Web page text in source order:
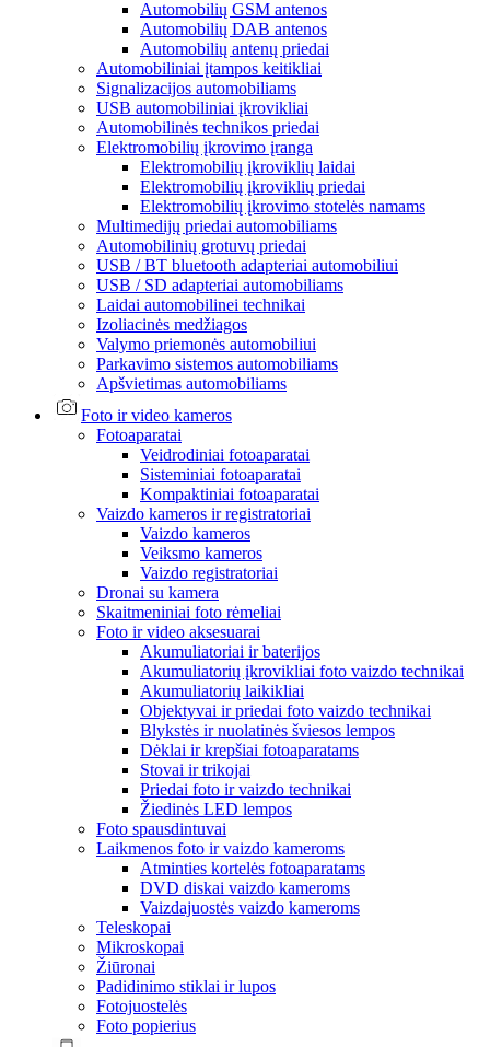
Automobilių GSM antenos
Automobilių DAB antenos
Automobilių antenų priedai
Automobiliniai įtampos keitikliai
Signalizacijos automobiliams
USB automobiliniai įkrovikliai
Automobilinės technikos priedai
Elektromobilių įkrovimo įranga
Elektromobilių įkroviklių laidai
Elektromobilių įkroviklių priedai
Elektromobilių įkrovimo stotelės namams
Multimedijų priedai automobiliams
Automobilinių grotuvų priedai
USB / BT bluetooth adapteriai automobiliui
USB / SD adapteriai automobiliams
Laidai automobilinei technikai
Izoliacinės medžiagos
Valymo priemonės automobiliui
Parkavimo sistemos automobiliams
Apšvietimas automobiliams
Foto ir video kameros
Fotoaparatai
Veidrodiniai fotoaparatai
Sisteminiai fotoaparatai
Kompaktiniai fotoaparatai
Vaizdo kameros ir registratoriai
Vaizdo kameros
Veiksmo kameros
Vaizdo registratoriai
Dronai su kamera
Skaitmeniniai foto rėmeliai
Foto ir video aksesuarai
Akumuliatoriai ir baterijos
Akumuliatorių įkrovikliai foto vaizdo technikai
Akumuliatorių laikikliai
Objektyvai ir priedai foto vaizdo technikai
Blykstės ir nuolatinės šviesos lempos
Dėklai ir krepšiai fotoaparatams
Stovai ir trikojai
Priedai foto ir vaizdo technikai
Žiedinės LED lempos
Foto spausdintuvai
Laikmenos foto ir vaizdo kameroms
Atminties kortelės fotoaparatams
DVD diskai vaizdo kameroms
Vaizdajuostės vaizdo kameroms
Teleskopai
Mikroskopai
Žiūronai
Padidinimo stiklai ir lupos
Fotojuostelės
Foto popierius